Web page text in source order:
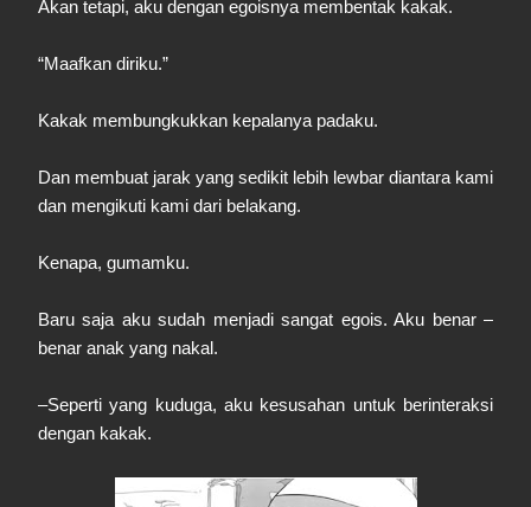
Akan tetapi, aku dengan egoisnya membentak kakak.
“Maafkan diriku.”
Kakak membungkukkan kepalanya padaku.
Dan membuat jarak yang sedikit lebih lewbar diantara kami
dan mengikuti kami dari belakang.
Kenapa, gumamku.
Baru saja aku sudah menjadi sangat egois. Aku benar –
benar anak yang nakal.
–Seperti yang kuduga, aku kesusahan untuk berinteraksi
dengan kakak.